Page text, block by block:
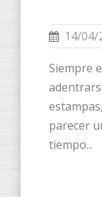
14/04/
Siempre
parecer
tiempo...